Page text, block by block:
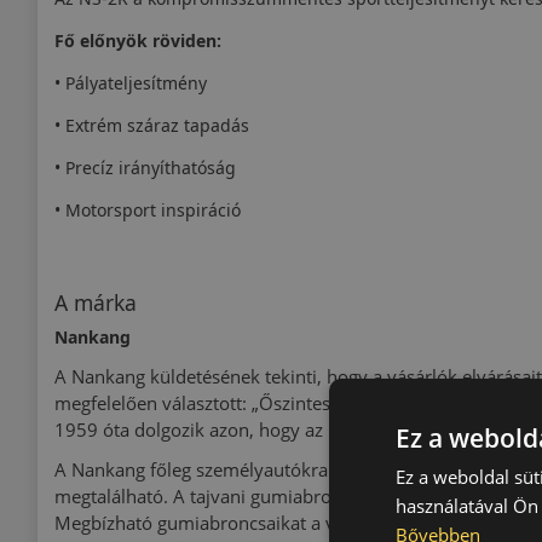
Fő előnyök röviden:
• Pályateljesítmény
• Extrém száraz tapadás
• Precíz irányíthatóság
• Motorsport inspiráció
A márka
Nankang
A Nankang küldetésének tekinti, hogy a vásárlók
megfelelően választott: „Őszinteség, gyakorlatiasság és
1959 óta dolgozik azon, hogy az utakon minél
A Nankang főleg személyautókra gyárt gumiabroncsot,
megtalálható. A tajvani gumiabroncsokat több mint 100
Megbízható gumiabroncsaikat a világ minden táján
Ez a
Ez a weboldal
használatával
Bővebben